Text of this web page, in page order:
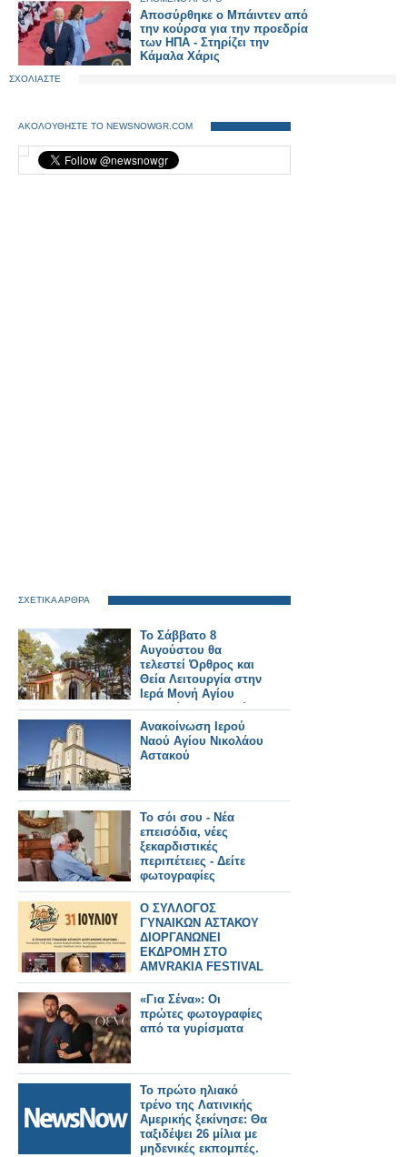
Αποσύρθηκε ο Μπάιντεν από
την κούρσα για την προεδρία
των ΗΠΑ - Στηρίζει την
Κάμαλα Χάρις
ΣΧΟΛΙΑΣΤΕ
ΑΚΟΛΟΥΘΗΣΤΕ ΤΟ NEWSNOWGR.COM
ΣΧΕΤΙΚΑ ΑΡΘΡΑ
Το Σάββατο 8
Αυγούστου θα
τελεστεί Όρθρος και
Θεία Λειτουργία στην
Ιερά Μονή Αγίου
Γεωργίου Αστακού
στις 07:00 το πρωί.
Ανακοίνωση Ιερού
Ναού Αγίου Νικολάου
Αστακού
Το σόι σου - Νέα
επεισόδια, νέες
ξεκαρδιστικές
περιπέτειες - Δείτε
φωτογραφίες
Ο ΣΥΛΛΟΓΟΣ
ΓΥΝΑΙΚΩΝ ΑΣΤΑΚΟΥ
ΔΙΟΡΓΑΝΩΝΕΙ
ΕΚΔΡΟΜΗ ΣΤΟ
AMVRAKIA FESTIVAL
ΣΤΙΣ 31/7/2026 ΣΤΗ
ΣΥΝΑΥΛΙΑ
ΧΑΤΖΗΦΡΑΓΚΕΤΑ
ΚΑΡΑΠΑΤΑΚΗ ΠΥΞ
«Για Σένα»: Οι
πρώτες φωτογραφίες
από τα γυρίσματα
Το πρώτο ηλιακό
τρένο της Λατινικής
Αμερικής ξεκίνησε: Θα
ταξιδέψει 26 μίλια με
μηδενικές εκπομπές.